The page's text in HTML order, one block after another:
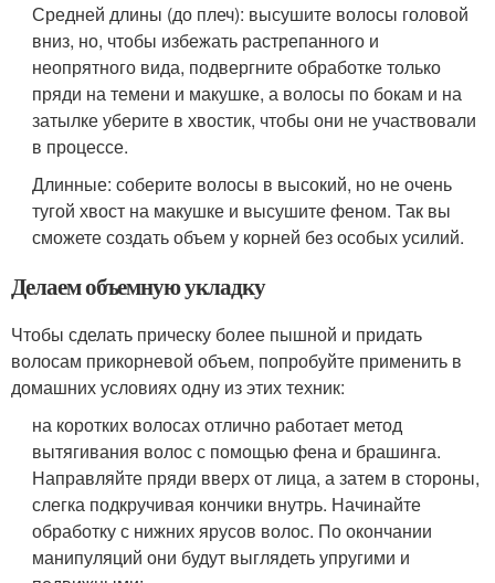
Средней длины (до плеч): высушите волосы головой
вниз, но, чтобы избежать растрепанного и
неопрятного вида, подвергните обработке только
пряди на темени и макушке, а волосы по бокам и на
затылке уберите в хвостик, чтобы они не участвовали
в процессе.
Длинные: соберите волосы в высокий, но не очень
тугой хвост на макушке и высушите феном. Так вы
сможете создать объем у корней без особых усилий.
Делаем объемную укладку
Чтобы сделать прическу более пышной и придать
волосам прикорневой объем, попробуйте применить в
домашних условиях одну из этих техник:
на коротких волосах отлично работает метод
вытягивания волос с помощью фена и брашинга.
Направляйте пряди вверх от лица, а затем в стороны,
слегка подкручивая кончики внутрь. Начинайте
обработку с нижних ярусов волос. По окончании
манипуляций они будут выглядеть упругими и